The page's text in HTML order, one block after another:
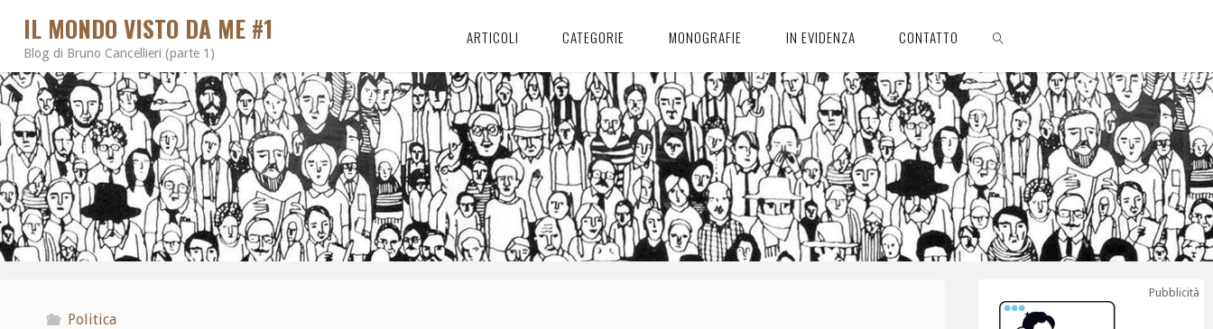
IL MONDO VISTO DA ME #1
Blog di Bruno Cancellieri (parte 1)
ARTICOLI CATEGORIE MONOGRAFIE IN EVIDENZA CONTATTO
CERCA
Politica
Pubblicità